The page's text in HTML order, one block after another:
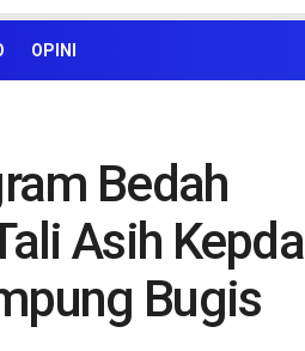
OPINI
Bedah
Asih Kepda
Bugis